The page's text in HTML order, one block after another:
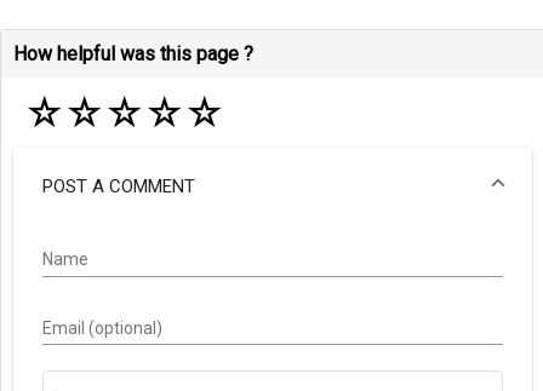
How helpful was this page ?
☆☆☆☆☆
POST A COMMENT
Name
Email (optional)